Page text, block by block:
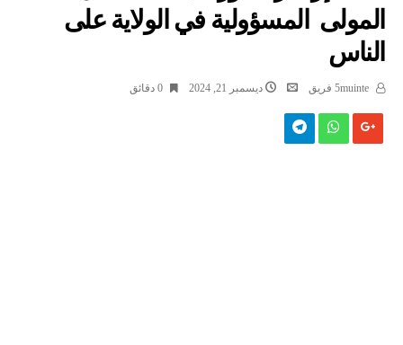
المولى المسؤولية في الولاية على
الناس
ديسمبر 21, 2024 0 ‫دقائق‬